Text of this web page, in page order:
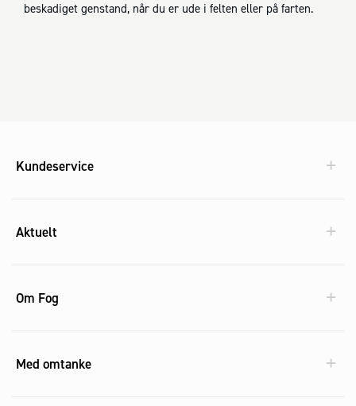
beskadiget genstand, når du er ude i felten eller på farten.
Kundeservice
Aktuelt
Om Fog
Med omtanke